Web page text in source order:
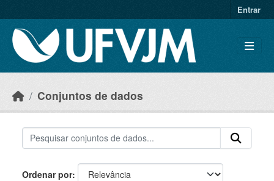
Entrar
Conjuntos de dados
Ordenar por